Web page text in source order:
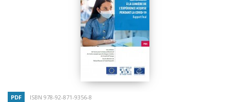
PDF ISBN 978-92-871-9356-8